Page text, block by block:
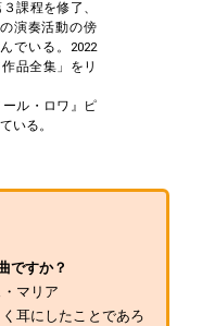
課程を修了、
演奏活動の傍
でいる。2022
品全集」をリ
ル・ロワ』ピ
いる。
ですか？
マリア
耳にしたことであろ